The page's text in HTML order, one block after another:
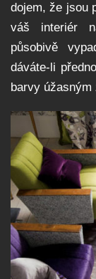
dojem, že jsou
váš interiér
působivě
dáváte-li
barvy úžasným